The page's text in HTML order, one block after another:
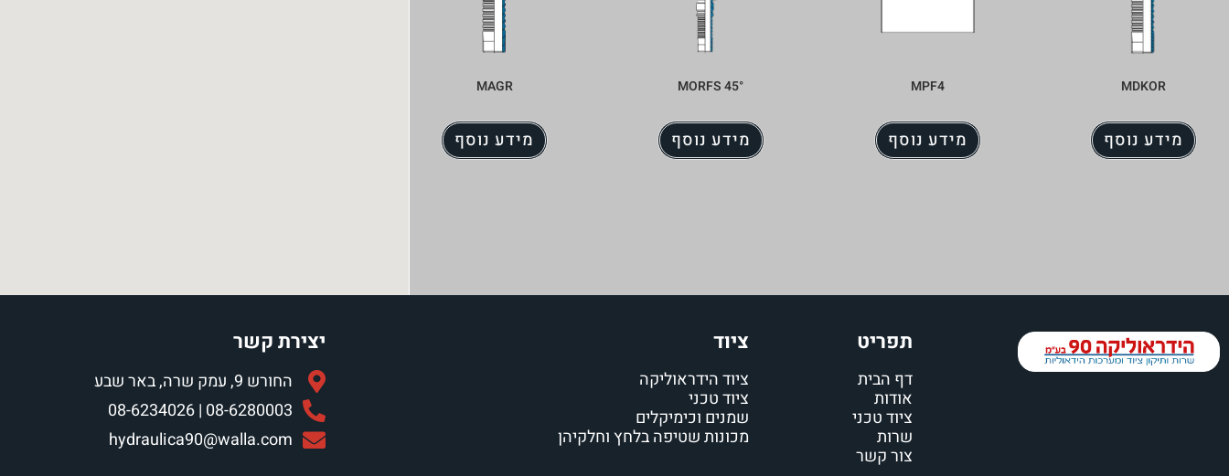
MDKOR
מידע נוסף
MPF4
מידע נוסף
°MORFS 45
מידע נוסף
MAGR
מידע נוסף
תפריט
דף הבית
אודות
ציוד טכני
שרות
צור קשר
ציוד
ציוד הידראוליקה
ציוד טכני
שמנים וכימיקלים
מכונות שטיפה בלחץ וחלקיהן
יצירת קשר
החורש 9, עמק שרה, באר שבע
08-6280003 | 08-6234026
hydraulica90@walla.com